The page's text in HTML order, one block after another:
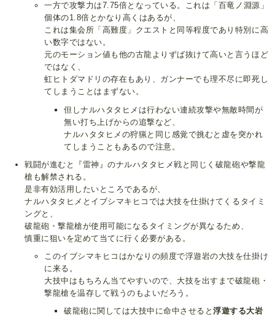
一方で攻撃力は7.75倍となっている。これは「百竜ノ淵源」
個体の1.8倍とかなり高くはあるが、
これは集会所「高難度」クエストと同等程度であり特別に高
い数字ではない。
元のモーション値も他の古龍よりずば抜けて高いと言うほど
ではなく、
虹ヒトダマドリの存在もあり、ガンナーでも理不尽に即死し
てしまうことはまずない。
但しナルハタタヒメは行わない連続攻撃や無敵時間が
無い打ち上げからの追撃など、
ナルハタタヒメの狩猟と同じ感覚で挑むと虚を突かれ
てしまうこともあるので注意。
戦闘が進むと『雷神』のナルハタタヒメ戦と同じく破龍砲や撃龍
槍も解禁される。
是非有効活用したいところであるが、
ナルハタタヒメとイブシマキヒコでは大技を仕掛けてくるタイミ
ングと、
破龍砲・撃龍槍が使用可能になるタイミングが異なるため、
慎重に狙いを定めて当てに行く必要がある。
このイブシマキヒコはかなりの頻度で浮遊岩の大技を仕掛け
に来る。
大技中はもちろん当てやすいので、大技を出すまで破龍砲・
撃龍槍を温存して戦うのもよいだろう。
破龍砲に関しては大技中に命中させると浮遊する大岩